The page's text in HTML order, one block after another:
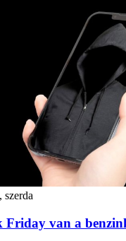
szerda
Friday van a